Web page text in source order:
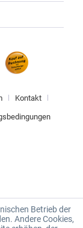
Kontakt
Betrieb der
Andere Cookies,